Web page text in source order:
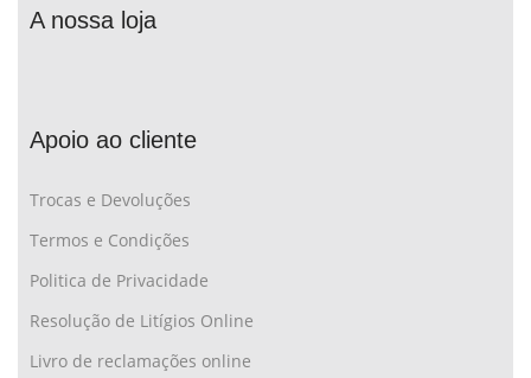
A nossa loja
Apoio ao cliente
Trocas e Devoluções
Termos e Condições
Politica de Privacidade
Resolução de Litígios Online
Livro de reclamações online